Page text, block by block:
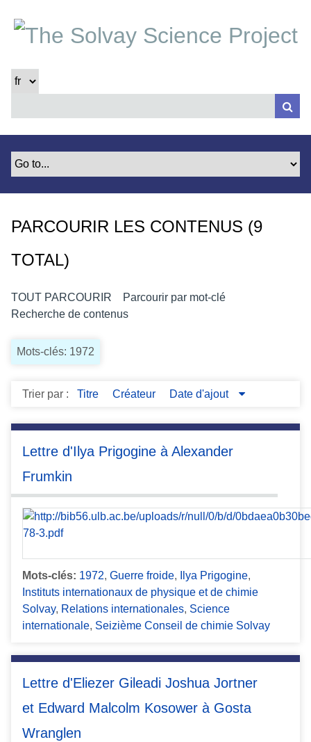
t
PARCOURIR LES CONTENUS (9
TOTAL)
TOUT PARCOURIR
Parcourir par mot-clé
Recherche de contenus
Mots-clés: 1972
Trier par : Titre Créateur Date d'ajout
Lettre d'Ilya Prigogine à Alexander
Frumkin
Mots-clés: 1972, Guerre froide, Ilya Prigogine,
Instituts internationaux de physique et de chimie
Solvay, Relations internationales, Science
internationale, Seizième Conseil de chimie Solvay
Lettre d'Eliezer Gileadi Joshua Jortner
et Edward Malcolm Kosower à Gosta
Wranglen